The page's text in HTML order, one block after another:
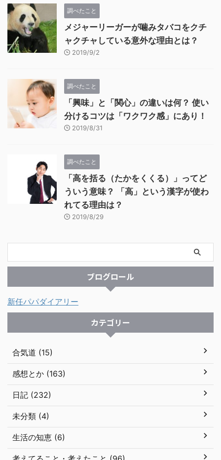
調べたこと
メジャーリーガーが噛みタバコをクチ
ャクチャしている意外な理由とは？
2019/9/2
調べたこと
「興味」と「関心」の違いは何？ 使い
分けるコツは「ワクワク感」にあり！
2019/8/31
調べたこと
「高を括る（たかをくくる）」ってど
ういう意味？ 「高」という漢字が使わ
れてる理由は？
2019/8/29
ブログロール
新任パパダイアリー
カテゴリー
合気道 (15)
感想とか (163)
日記 (232)
未分類 (4)
生活の知恵 (6)